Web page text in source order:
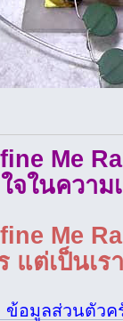
Me
จในความ
Me
แต่เป็นเ
ข้อมูลส่วนตัวค